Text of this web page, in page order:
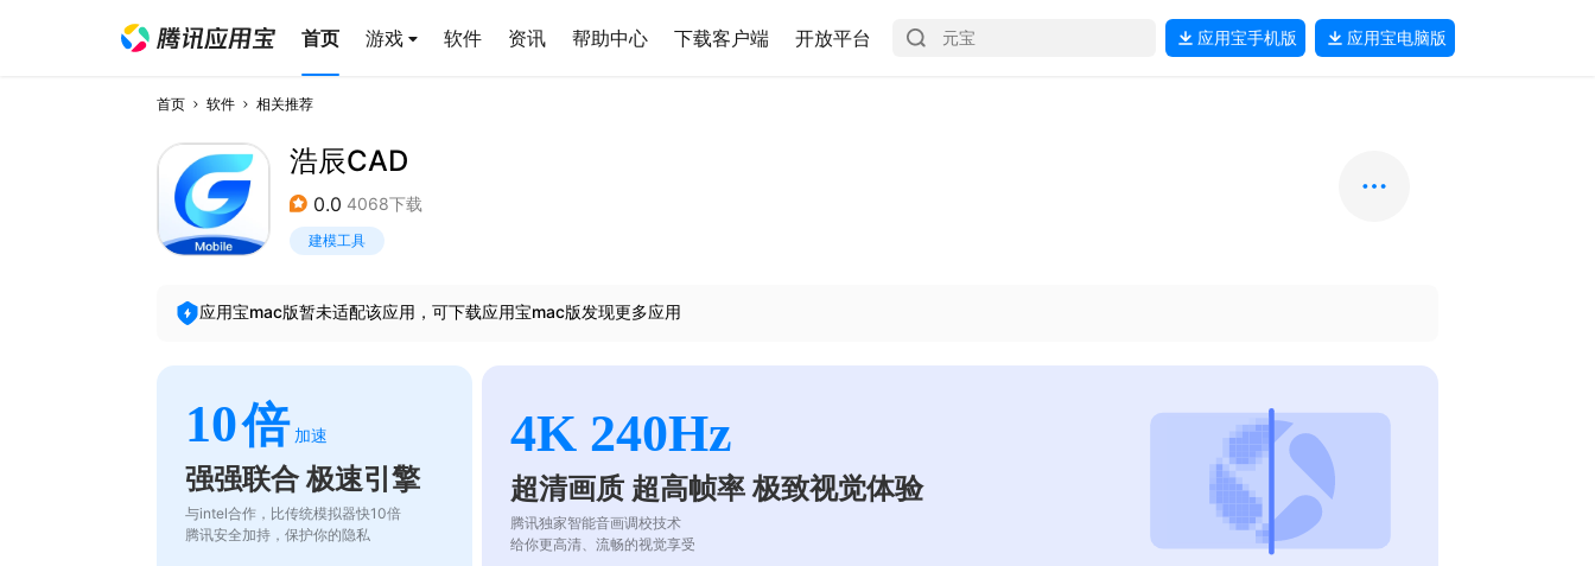
首页 游戏 软件 资讯 帮助中心 下载客户端 开放平台 应用宝手机版 应用宝电脑版
首页 软件 相关推荐
浩辰CAD
0.0 4068下载
建模工具
应用宝mac版暂未适配该应用，可下载应用宝mac版发现更多应用
10倍 加速
强强联合 极速引擎
与intel合作，比传统模拟器快10倍
腾讯安全加持，保护你的隐私
4K 240Hz
超清画质 超高帧率 极致视觉体验
腾讯独家智能音画调校技术
给你更高清、流畅的视觉享受